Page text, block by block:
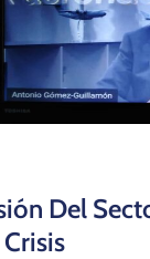
Del
Crisis